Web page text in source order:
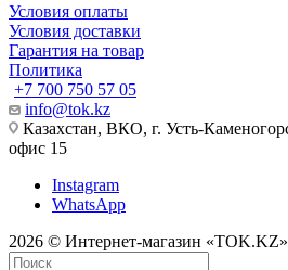
Условия оплаты
Условия доставки
Гарантия на товар
Политика
+7 700 750 57 05
info@tok.kz
Казахстан, ВКО, г. Усть-
офис 15
Instagram
WhatsApp
2026 © Интернет-магазин «TOK.KZ»